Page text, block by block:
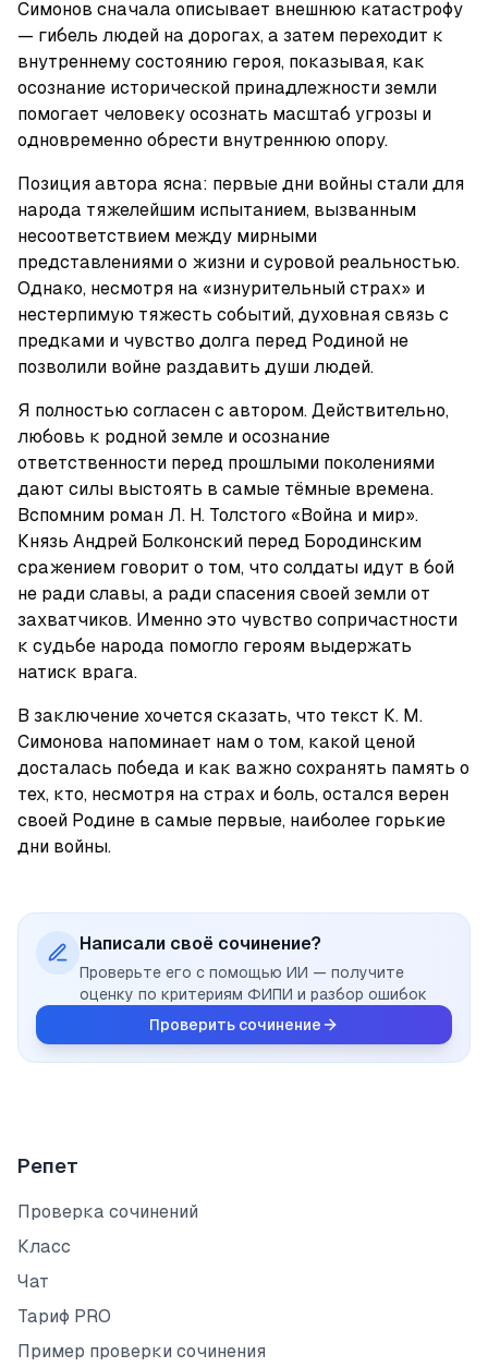
Симонов сначала описывает внешнюю катастрофу
— гибель людей на дорогах, а затем переходит к
внутреннему состоянию героя, показывая, как
осознание исторической принадлежности земли
помогает человеку осознать масштаб угрозы и
одновременно обрести внутреннюю опору.
Позиция автора ясна: первые дни войны стали для
народа тяжелейшим испытанием, вызванным
несоответствием между мирными
представлениями о жизни и суровой реальностью.
Однако, несмотря на «изнурительный страх» и
нестерпимую тяжесть событий, духовная связь с
предками и чувство долга перед Родиной не
позволили войне раздавить души людей.
Я полностью согласен с автором. Действительно,
любовь к родной земле и осознание
ответственности перед прошлыми поколениями
дают силы выстоять в самые тёмные времена.
Вспомним роман Л. Н. Толстого «Война и мир».
Князь Андрей Болконский перед Бородинским
сражением говорит о том, что солдаты идут в бой
не ради славы, а ради спасения своей земли от
захватчиков. Именно это чувство сопричастности
к судьбе народа помогло героям выдержать
натиск врага.
В заключение хочется сказать, что текст К. М.
Симонова напоминает нам о том, какой ценой
досталась победа и как важно сохранять память о
тех, кто, несмотря на страх и боль, остался верен
своей Родине в самые первые, наиболее горькие
дни войны.
Написали своё сочинение?
Проверьте его с помощью ИИ — получите
оценку по критериям ФИПИ и разбор ошибок
Проверить сочинение
Репет
Проверка сочинений
Класс
Чат
Тариф PRO
Пример проверки сочинения